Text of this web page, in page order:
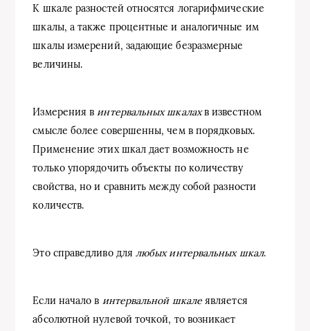
К шкале разностей относятся логарифмические
шкалы, а также процентные и аналогичные им
шкалы измерений, задающие безразмерные
величины.
Измерения в интервальных шкалахв известном
смысле более совершенны, чем в порядковых.
Применение этих шкал дает возможность не
только упорядочить объекты по количеству
свойства, но и сравнить между собой разности
количеств.
Это справедливо для любых интервальных шкал.
Если начало в интервальной шкалеявляется
абсолютной нулевой точкой, то возникает